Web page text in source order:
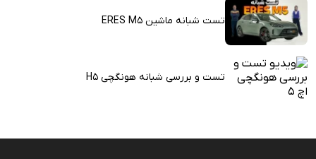
تست شبانه ماشین ERES M5
تست و بررسی شبانه هونگچی H5